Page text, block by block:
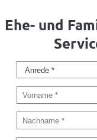
Ehe- und